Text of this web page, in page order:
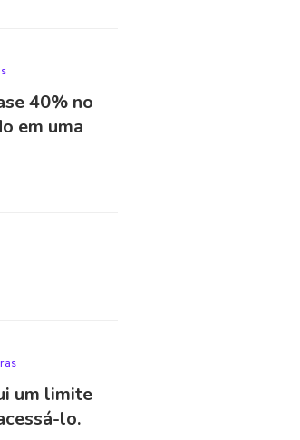
40% no
em uma
um limite
lo.